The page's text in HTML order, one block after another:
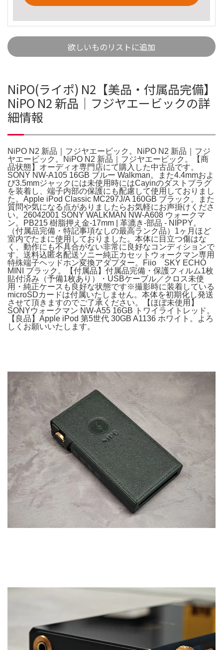
欲しいものリストに追加
NiPO(ライポ) N2【美品・付属品完備】
NiPO N2 新品｜フジヤエービックの詳
細情報
NiPO N2 新品｜フジヤエービック。NiPO N2 新品｜フジ
ヤエービック。NiPO N2 新品｜フジヤエービック。【商
品状態】オーディオ専門店にて購入した中古品です。
SONY NW-A105 16GB ブルー Walkman。また4.4mmおよ
び3.5mmジャックには未使用時にはCayinのダストプラグ
を装着し、端子内部の保護にも配慮して使用しておりまし
た。Apple iPod Classic MC297J/A 160GB ブラック。また
質問や気になる点がありましたらお気軽にお声掛けくださ
い。26042001 SONY WALKMAN NW-A608 ウォークマ
ン。PB215 樹脂押え金-17mm | 革漉き-部品 - NIPPY。
（付属品完備・特記事項なしの最高ランク品）1ヶ月ほど
室内でたまに使用しておりました。本体に目立つ傷はな
く、動作にも不具合がない非常に良好なコンディションで
す。送料込匿名配送ソニー純正カセットウォークマン専用
特殊端子ヘッドホン変換アダプター。Fiio SKY ECHO
MINI ブラック。【付属品】付属品完備・保護フィルム1枚
貼付済み（予備1枚あり）・USBケーブル／クロス未使
用・純正ケースも良好な状態です※撮影時に装着している
microSDカードは付属いたしません。本体を初期化し発送
させて頂きますのでご了承ください。【ほぼ未使用】
SONYウォークマン NW-A55 16GB トワイライトレッド。
【良品】Apple iPod 第5世代 30GB A1136 ホワイト。よろ
しくお願いいたします。